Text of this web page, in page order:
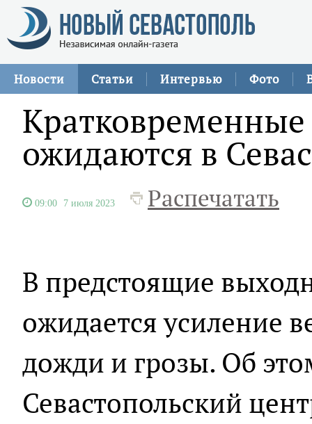
Новости Статьи Интервью Фото
ожидаются в
09:00 7 июля 2023 Распечатать
В предстоящие
ожидается усиление
дожди и грозы. Об
Севастопольский